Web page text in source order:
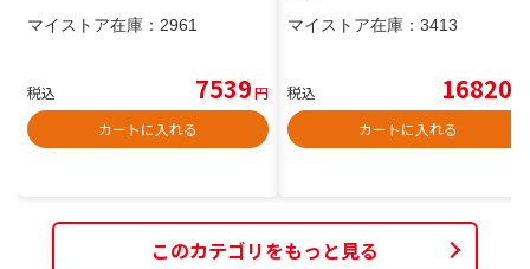
マイストア在庫： 2961
税込 7539円
カートに入れる
マイストア在庫： 3413
税込 16820
カートに入れる
このカテゴリをもっと見る